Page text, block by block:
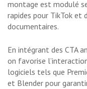
montage est modulé
rapides pour TikTok et
documentaires.
En intégrant des CTA
on favorise
logiciels tels que
et Blender pour